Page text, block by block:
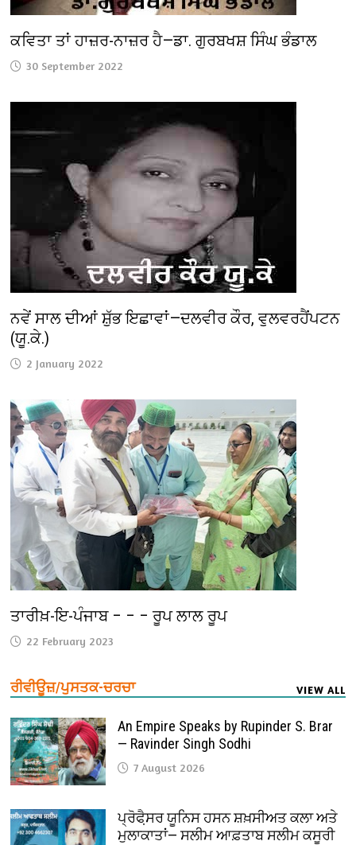
ਕਵਿਤਾ ਤਾਂ ਹਾਜ਼ਰ-ਨਾਜ਼ਰ ਹੈ—ਡਾ. ਗੁਰਬਖਸ਼ ਸਿੰਘ ਭੰਡਾਲ
30 September 2022
ਨਵੇਂ ਸਾਲ ਦੀਆਂ ਸ਼ੁੱਭ ਇਛਾਵਾਂ—ਦਲਵੀਰ ਕੌਰ, ਵੁਲਵਰਹੈਂਪਟਨ
(ਯੂ.ਕੇ.)
2 January 2022
ਤਾਰੀਖ਼-ਇ-ਪੰਜਾਬ – – – ਰੂਪ ਲਾਲ ਰੂਪ
22 February 2023
ਰੀਵੀਊਜ਼/ਪੁਸਤਕ-ਚਰਚਾ VIEW ALL
An Empire Speaks by Rupinder S. Brar
— Ravinder Singh Sodhi
7 August 2026
ਪ੍ਰੋਫੈ਼ਸਰ ਯੂਨਿਸ ਹਸਨ ਸ਼ਖ਼ਸੀਅਤ ਕਲਾ ਅਤੇ
ਮੁਲਾਕਾਤਾਂ— ਸਲੀਮ ਆਫ਼ਤਾਬ ਸਲੀਮ ਕਸੂਰੀ